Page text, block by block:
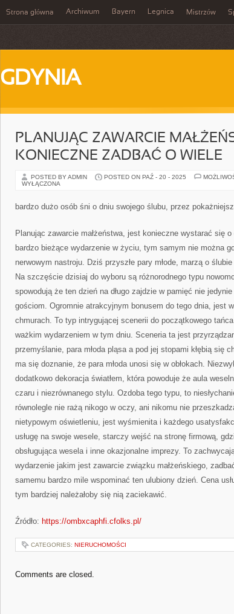
Strona główna Archiwum Bayern Legnica Mistrzów
GDYNIA
PLANUJĄC ZAWARCIE
KONIECZNE ZADBAĆ O WIELE
POSTED BY ADMIN POSTED ON PAŹ - 20 - 2025
WYŁĄCZONA
bardzo dużo osób śni o dniu swojego ślubu, przez
Planując zawarcie małżeństwa, jest konieczne wystarać się
bardzo bieżące wydarzenie w życiu, tym samym nie można
nerwowym nastroju. Dziś przyszłe pary młode, marzą o
Na szczęście dzisiaj do wyboru są różnorodnego typu
spowodują że ten dzień na długo zajdzie w pamięć nie
gościom. Ogromnie atrakcyjnym bonusem do tego dnia, jest
chmurach. To typ intrygującej scenerii do początkowego
ważkim wydarzeniem w tym dniu. Sceneria ta jest
przemyślanie, para młoda pląsa a pod jej stopami kłębią się
ma się doznanie, że para młoda unosi się w obłokach.
dodatkowo dekoracja światłem, która powoduje że aula
czaru i niezrównanego stylu. Ozdoba tego typu, to
równolegle nie rażą nikogo w oczy, ani nikomu nie
nietypowym oświetleniu, jest wyśmienita i każdego
usługę na swoje wesele, starczy wejść na stronę firmową,
obsługująca wesela i inne okazjonalne imprezy. To
wydarzenie jakim jest zawarcie związku małżeńskiego,
samemu bardzo mile wspominać ten ulubiony dzień. Cena
tym bardziej należałoby się nią zaciekawić.
Źródło: https://ombxcaphfi.cfolks.pl/
CATEGORIES: NIERUCHOMOŚCI
Comments are closed.